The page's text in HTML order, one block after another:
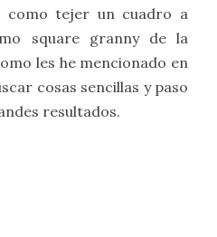
como tejer un cuadro a
square granny de la
les he mencionado en
cosas sencillas y paso
resultados.